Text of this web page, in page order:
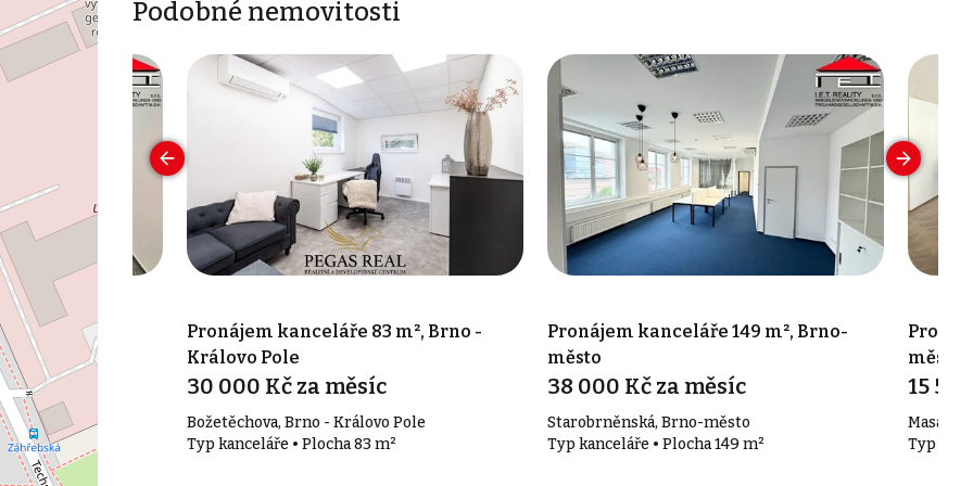
Podobné nemovitosti
m², Brno-
m²
Pronájem kanceláře 83 m², Brno -
Královo Pole
30 000 Kč za měsíc
Božetěchova, Brno - Královo Pole
Typ kanceláře • Plocha 83 m²
Pronájem kanceláře 149 m², Brno-
město
38 000 Kč za měsíc
Starobrněnská, Brno-město
Typ kanceláře • Plocha 149 m²
město
15
Typ